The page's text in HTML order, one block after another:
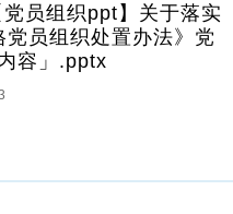
员组织ppt】关于落实
党员组织处置办法》党
容」.pptx